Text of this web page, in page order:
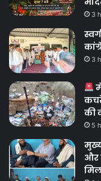
3
3
की
5
और